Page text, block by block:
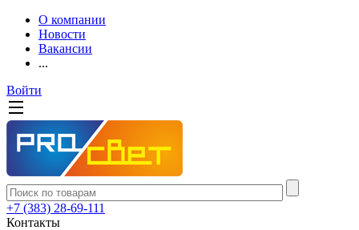
О компании
Новости
Вакансии
...
Войти
+7 (383) 28-69-111
Контакты